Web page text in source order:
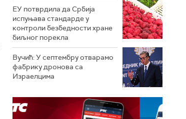
ЕУ потврдила да Србија
испуњава стандарде у
контроли безбедности хране
биљног порекла
Вучић: У септембру отварамо
фабрику дронова са
Израелцима